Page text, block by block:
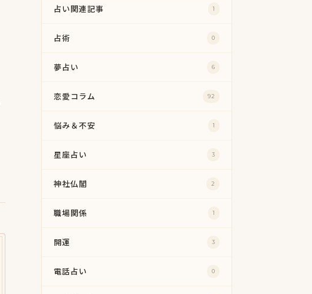
占い関連記事 1
占術 0
夢占い 6
恋愛コラム 92
悩み＆不安 1
星座占い 3
神社仏閣 2
職場関係 1
開運 3
電話占い 0